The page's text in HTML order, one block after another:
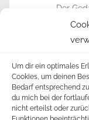
Um dir ein optimales
Cookies, um deinen
Bedarf entsprechend
du mich bei der
nicht erteilst oder
Der